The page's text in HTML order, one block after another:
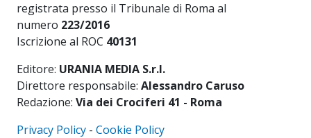
registrata presso il Tribunale di Roma al
numero 223/2016
Iscrizione al ROC 40131
Editore: URANIA MEDIA S.r.l.
Direttore responsabile: Alessandro Caruso
Redazione: Via dei Crociferi 41 - Roma
Privacy Policy - Cookie Policy